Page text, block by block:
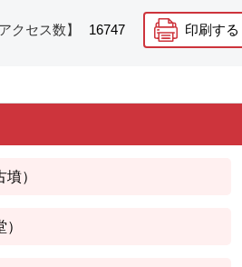
クセス数】 16747 印刷する
）